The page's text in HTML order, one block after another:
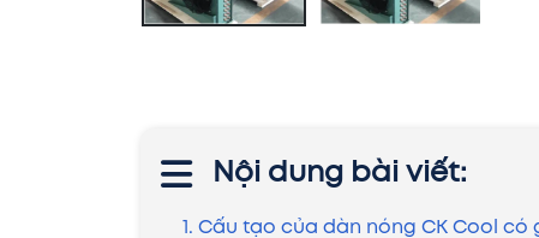
Nội dung bài viết:
1. Cấu tạo của dàn nóng CK Cool có